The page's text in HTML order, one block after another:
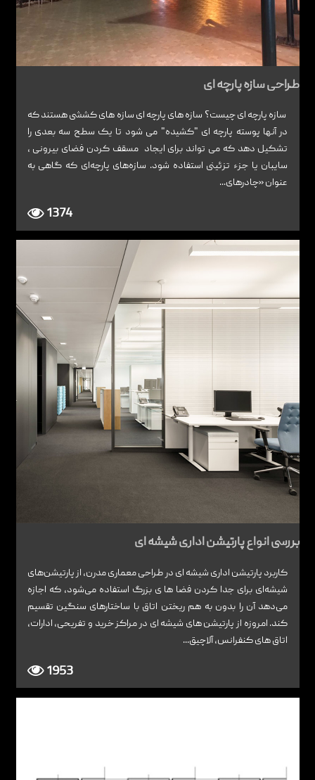
طراحی سازه پارچه ای
سازه پارچه ای چیست؟ سازه های پارچه ای سازه های کششی هستند که
در آنها پوسته پارچه ای "کشیده" می شود تا یک سطح سه بعدی را
تشکیل دهد که می تواند برای ایجاد مسقف کردن فضای بیرونی ،
سایبان یا جزء تزئینی استفاده شود. سازه‌های پارچه‌ای که گاهی به
عنوان «چادرهای...
1374
بررسی انواع پارتیشن اداری شیشه ای
کاربرد پارتیشن اداری شیشه ای در طراحی معماری مدرن، از پارتیشن‌های
شیشه‌ای برای جدا کردن فضا ها ی بزرگ استفاده می‌شود، که اجازه
می‌دهد آن را بدون به هم ریختن اتاق با ساختارهای سنگین تقسیم
کند. امروزه از پارتیشن های شیشه ای در مراکز خرید و تفریحی، ادارات،
اتاق های کنفرانس، آلاچیق...
1953